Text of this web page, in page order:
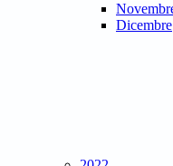
Dicembre